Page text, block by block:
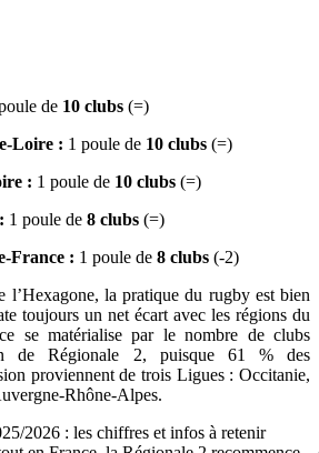
de 10 clubs (=)
Loire : 1 poule de 10 clubs (=)
: 1 poule de 10 clubs (=)
1 poule de 8 clubs (=)
France : 1 poule de 8 clubs (-2)
l’Hexagone, la pratique du rugby est bien
toujours un net écart avec les régions du
se matérialise par le nombre de clubs
de Régionale 2, puisque 61 % des
proviennent de trois Ligues : Occitanie,
Rhône-Alpes.